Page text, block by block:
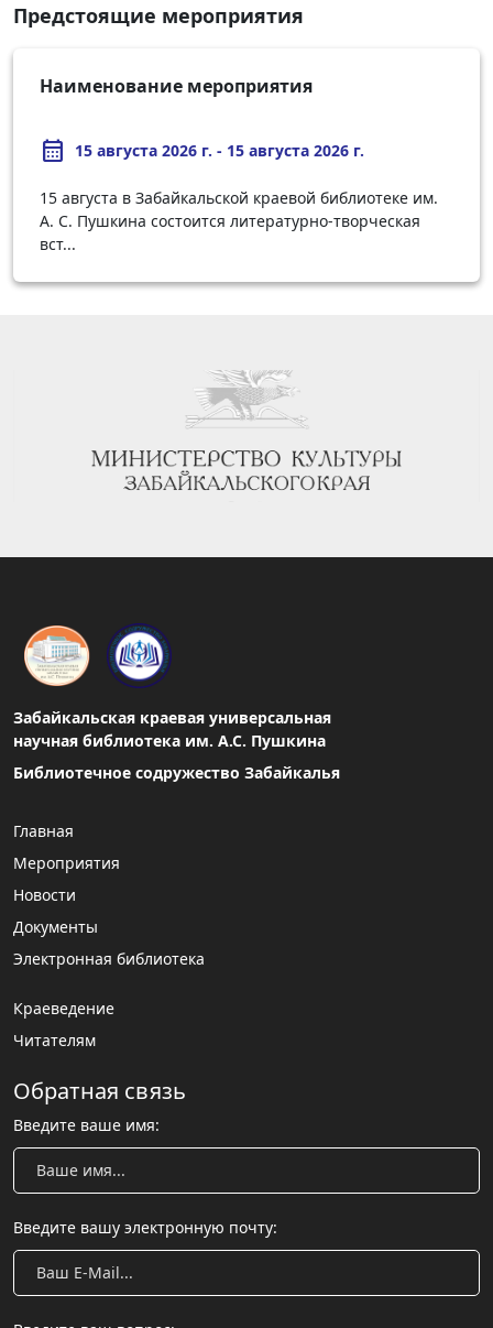
Предстоящие мероприятия
Наименование мероприятия
calendar_month 15 августа 2026 г. - 15 августа 2026 г.
15 августа в Забайкальской краевой библиотеке им.
А. С. Пушкина состоится литературно-творческая
вст...
Забайкальская краевая универсальная
научная библиотека им. А.С. Пушкина
Библиотечное содружество Забайкалья
Главная
Мероприятия
Новости
Документы
Электронная библиотека
Краеведение
Читателям
Обратная связь
Введите ваше имя:
Введите вашу электронную почту: